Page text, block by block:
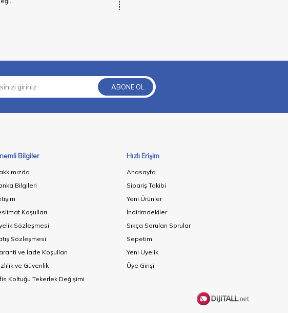
ABONE OL
Bilgiler
Bilgileri
Koşulları
Sözleşmesi
Sözleşmesi
ve İade Koşulları
ve Güvenlik
Koltuğu Tekerlek Değişimi
Hızlı Erişim
Anasayfa
Sipariş Takibi
Yeni Ürünler
İndirimdekiler
Sıkça Sorulan Sorular
Sepetim
Yeni Üyelik
Üye Girişi